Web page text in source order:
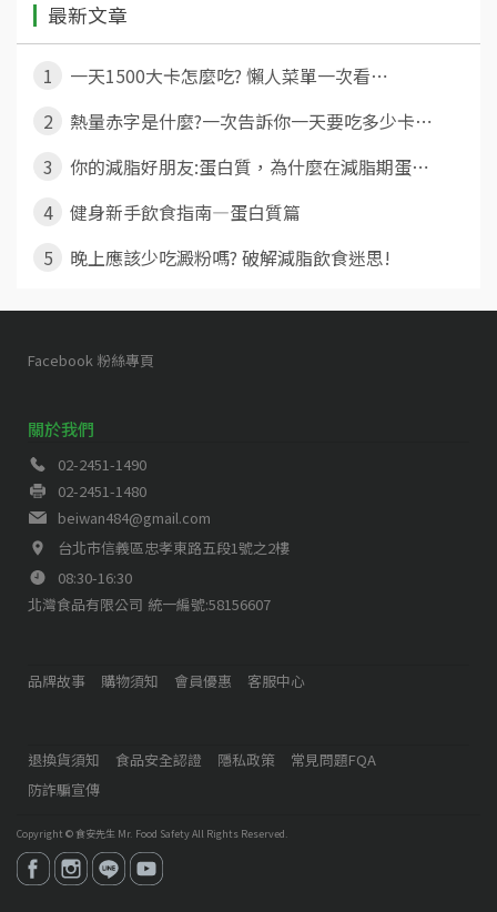
最新文章
1
一天1500大卡怎麼吃? 懶人菜單一次看⋯
2
熱量赤字是什麼?一次告訴你一天要吃多少卡⋯
3
你的減脂好朋友:蛋白質，為什麼在減脂期蛋⋯
4
健身新手飲食指南—蛋白質篇
5
晚上應該少吃澱粉嗎? 破解減脂飲食迷思!
關於我們
02-2451-1490
02-2451-1480
beiwan484@gmail.com
台北市信義區忠孝東路五段1號之2樓
08:30-16:30
北灣食品有限公司 統一編號:58156607
品牌故事 購物須知 會員優惠 客服中心
退換貨須知 食品安全認證 隱私政策
常見問題FQA
防詐騙宣傳
Facebook 粉絲專頁
Copyright © 食安先生 Mr. Food SafetyAll Rights Reserved.